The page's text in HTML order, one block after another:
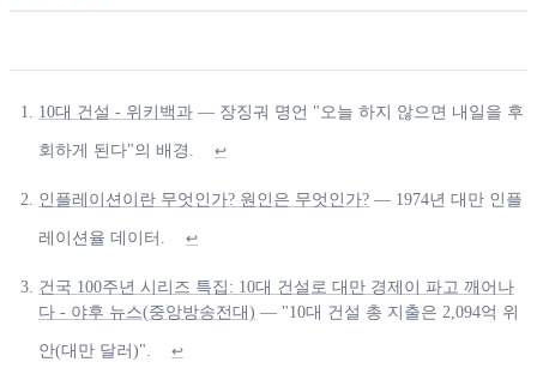
10대 건설 - 위키백과 — 장징궈 명언 "오늘 하지 않으면 내일을 후
회하게 된다"의 배경. ↩
인플레이션이란 무엇인가? 원인은 무엇인가? — 1974년 대만 인플
레이션율 데이터. ↩
건국 100주년 시리즈 특집: 10대 건설로 대만 경제이 파고 깨어나
다 - 야후 뉴스(중앙방송전대) — "10대 건설 총 지출은 2,094억 위
안(대만 달러)". ↩